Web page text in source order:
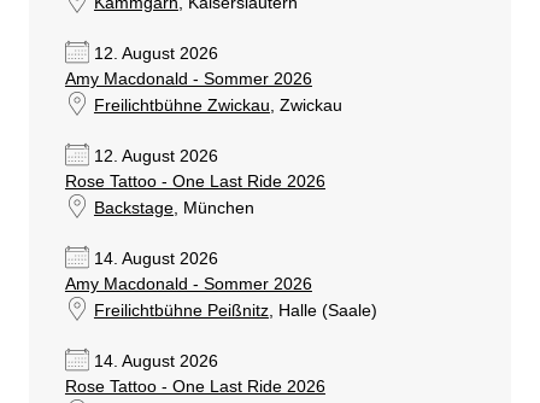
12. August 2026
Amy Macdonald - Sommer 2026
Freilichtbühne Zwickau, Zwickau
12. August 2026
Rose Tattoo - One Last Ride 2026
Backstage, München
14. August 2026
Amy Macdonald - Sommer 2026
Freilichtbühne Peißnitz, Halle (Saale)
14. August 2026
Rose Tattoo - One Last Ride 2026